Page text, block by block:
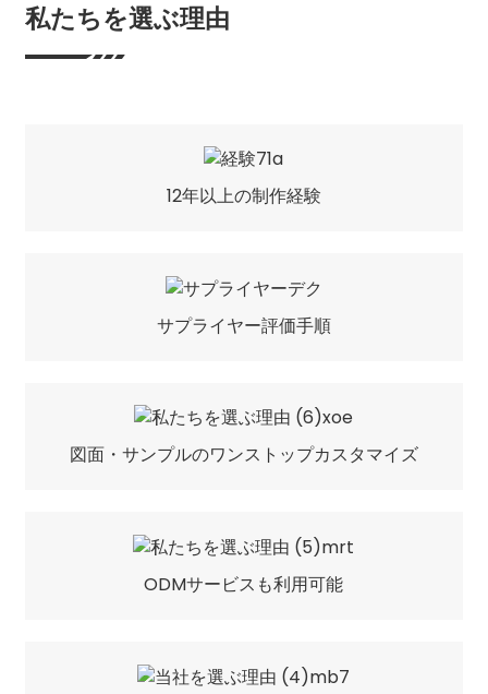
私たちを選ぶ理由
12年以上の制作経験
サプライヤー評価手順
図面・サンプルのワンストップカスタマイズ
ODMサービスも利用可能